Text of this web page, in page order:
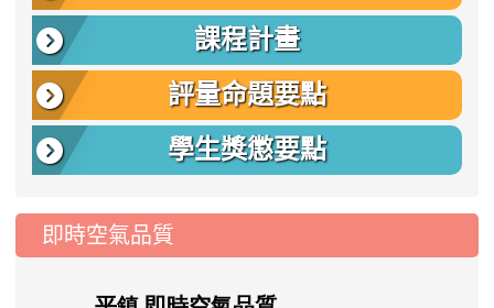
課程計畫
評量命題要點
學生獎懲要點
即時空氣品質